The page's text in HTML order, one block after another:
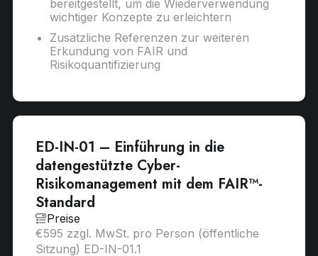
ED-IN-01 – Einführung in die
datengestützte Cyber-
Risikomanagement mit dem FAIR™-
Standard
Preise
€595 zzgl. MwSt. pro Person (öffentliche
Sitzung) ED-IN-01.1
bereitgestellt, um die Wiederverwendung
wichtiger Konzepte zu erleichtern
Zusätzliche Referenzen zur weiteren
Erkundung von FAIR und
Risikoquantifizierung